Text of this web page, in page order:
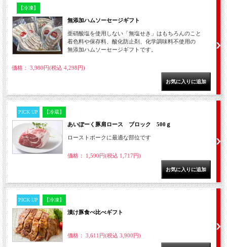
【冷凍】
無添加ハムソーセージギフト
亜硝酸塩を使用しない「無塩せき」はもちろんのこと
着色料や保存料、酸化防止剤、化学調味料不使用の
無添加ハムソーセージギフトです。
価格： 3,980円(税込 4,298円)
PICK UP 【冷蔵】
あいぽーく豚肩ロース ブロック 500ｇ
ローストポークに最適な部位です
価格： 1,590円(税込 1,717円)
PICK UP 【冷凍】
漬け豚食べ比べギフト
価格： 3,611円(税込 3,900円)